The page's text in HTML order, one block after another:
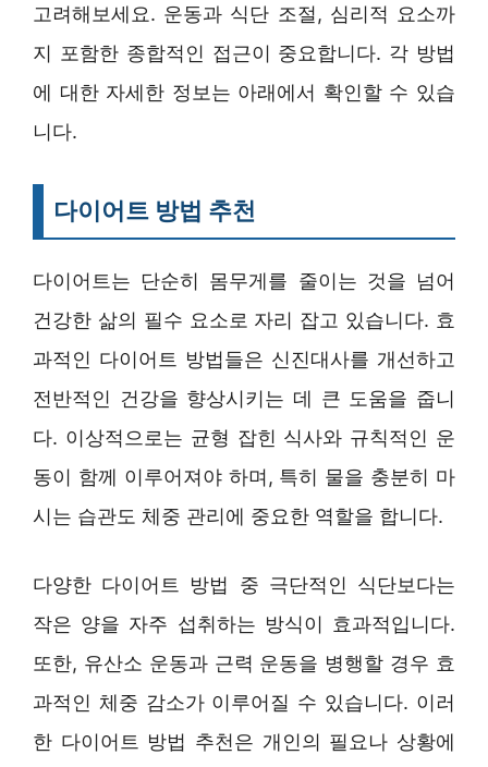
고려해보세요. 운동과 식단 조절, 심리적 요소까
지 포함한 종합적인 접근이 중요합니다. 각 방법
에 대한 자세한 정보는 아래에서 확인할 수 있습
니다.
다이어트 방법 추천
다이어트는 단순히 몸무게를 줄이는 것을 넘어
건강한 삶의 필수 요소로 자리 잡고 있습니다. 효
과적인 다이어트 방법들은 신진대사를 개선하고
전반적인 건강을 향상시키는 데 큰 도움을 줍니
다. 이상적으로는 균형 잡힌 식사와 규칙적인 운
동이 함께 이루어져야 하며, 특히 물을 충분히 마
시는 습관도 체중 관리에 중요한 역할을 합니다.
다양한 다이어트 방법 중 극단적인 식단보다는
작은 양을 자주 섭취하는 방식이 효과적입니다.
또한, 유산소 운동과 근력 운동을 병행할 경우 효
과적인 체중 감소가 이루어질 수 있습니다. 이러
한 다이어트 방법 추천은 개인의 필요나 상황에